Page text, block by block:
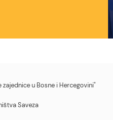
u Bosne i Hercegovini"
Saveza